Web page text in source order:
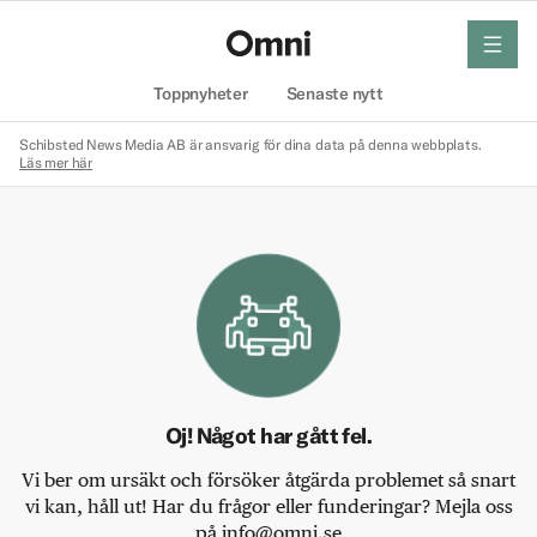
Toppnyheter Senaste nytt
meny
Schibsted News Media AB är ansvarig för dina data på denna webbplats.
Läs mer här
Oj! Något har gått fel.
Vi ber om ursäkt och försöker åtgärda problemet så snart
vi kan, håll ut! Har du frågor eller funderingar? Mejla oss